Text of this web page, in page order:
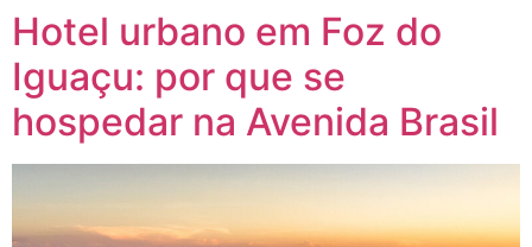
Hotel urbano em Foz do
Iguaçu: por que se
hospedar na Avenida Brasil